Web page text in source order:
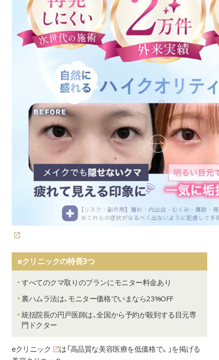
eクリニックの特長3つ
すべてのクマ取りのプランにモニター料金あり
裏ハムラ法は、モニター価格でいまなら23%OFF
統括院長の円戸医師は、全国から予約が殺到する目元専
門ドクター
eクリニック
は「高品質な美容医療を低価格で。」を掲げる